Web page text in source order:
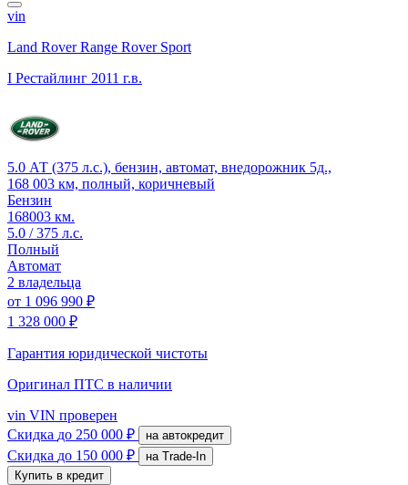
vin
Land Rover Range Rover Sport
I Рестайлинг 2011 г.в.
5.0 АТ (375 л.с.), бензин, автомат, внедорожник 5д.,
168 003 км, полный, коричневый
Бензин
168003 км.
5.0 / 375 л.с.
Полный
Автомат
2 владельца
от 1 096 990 ₽
1 328 000 ₽
Гарантия юридической чистоты
Оригинал ПТС в наличии
vin VIN проверен
Скидка до 250 000 ₽ на автокредит
Скидка до 150 000 ₽
на Trade-In
Купить в кредит